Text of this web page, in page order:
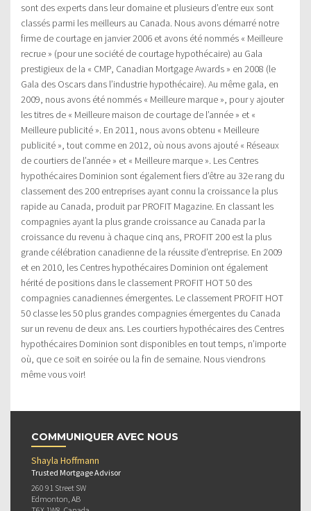
sont des experts dans leur domaine et plusieurs d’entre eux sont
classés parmi les meilleurs au Canada. Nous avons démarré notre
firme de courtage en janvier 2006 et avons été nommés « Meilleure
recrue » (pour une société de courtage hypothécaire) au Gala
prestigieux de la « CMP, Canadian Mortgage Awards » en 2008 (le
Gala des Oscars dans l’industrie hypothécaire). Au même gala, en
2009, nous avons été nommés « Meilleure marque », pour y ajouter
les titres de « Meilleure maison de courtage de l’année » et «
Meilleure publicité ». En 2011, nous avons obtenu « Meilleure
publicité », tout comme en 2012, où nous avons ajouté « Réseaux
de courtiers de l’année » et « Meilleure marque ». Les Centres
hypothécaires Dominion sont également fiers d’être au 32e rang du
classement des 200 entreprises ayant connu la croissance la plus
rapide au Canada, produit par PROFIT Magazine. En classant les
compagnies ayant la plus grande croissance au Canada par la
croissance du revenu à chaque cinq ans, PROFIT 200 est la plus
grande célébration canadienne de la réussite d’entreprise. En 2009
et en 2010, les Centres hypothécaires Dominion ont également
hérité de positions dans le classement PROFIT HOT 50 des
compagnies canadiennes émergentes. Le classement PROFIT HOT
50 classe les 50 plus grandes compagnies émergentes du Canada
sur un revenu de deux ans. Les courtiers hypothécaires des Centres
hypothécaires Dominion sont disponibles en tout temps, n’importe
où, que ce soit en soirée ou la fin de semaine. Nous viendrons
même vous voir!
COMMUNIQUER AVEC NOUS
Shayla Hoffmann
Trusted Mortgage Advisor
260 91 Street SW
Edmonton, AB